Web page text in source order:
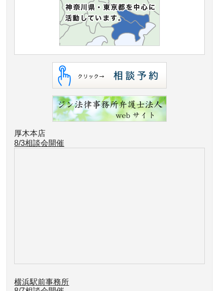
厚木本店
8/3相談会開催
横浜駅前事務所